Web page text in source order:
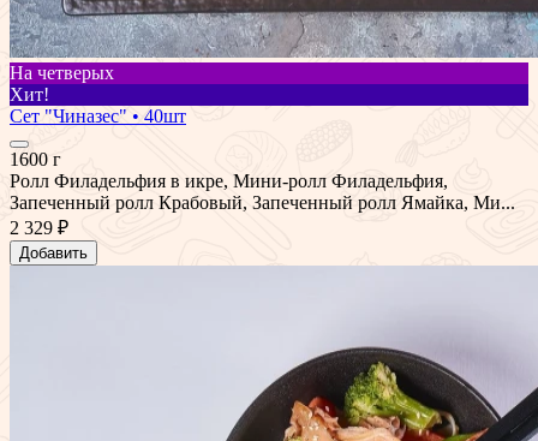
На четверых
Хит!
Сет "Чиназес" • 40шт
1600 г
Ролл Филадельфия в икре, Мини-ролл Филадельфия,
Запеченный ролл Крабовый, Запеченный ролл Ямайка, Ми...
2 329 ₽
Добавить